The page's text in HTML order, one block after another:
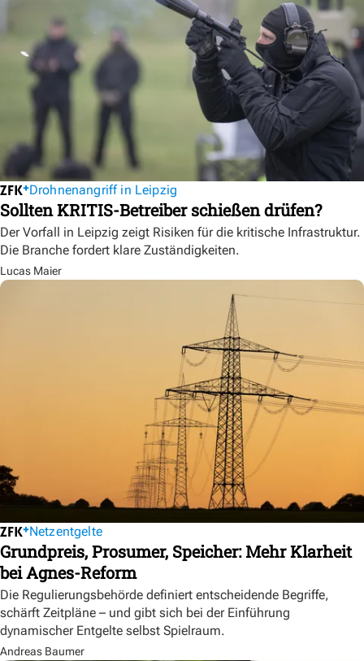
Drohnenangriff in Leipzig
Sollten KRITIS-Betreiber schießen drüfen?
Der Vorfall in Leipzig zeigt Risiken für die kritische Infrastruktur.
Die Branche fordert klare Zuständigkeiten.
Lucas Maier
Netzentgelte
Grundpreis, Prosumer, Speicher: Mehr Klarheit
bei Agnes-Reform
Die Regulierungsbehörde definiert entscheidende Begriffe,
schärft Zeitpläne – und gibt sich bei der Einführung
dynamischer Entgelte selbst Spielraum.
Andreas Baumer